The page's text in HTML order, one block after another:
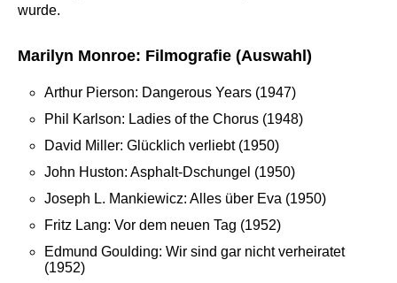
wurde.
Marilyn Monroe: Filmografie (Auswahl)
Arthur Pierson: Dangerous Years (1947)
Phil Karlson: Ladies of the Chorus (1948)
David Miller: Glücklich verliebt (1950)
John Huston: Asphalt-Dschungel (1950)
Joseph L. Mankiewicz: Alles über Eva (1950)
Fritz Lang: Vor dem neuen Tag (1952)
Edmund Goulding: Wir sind gar nicht verheiratet
(1952)